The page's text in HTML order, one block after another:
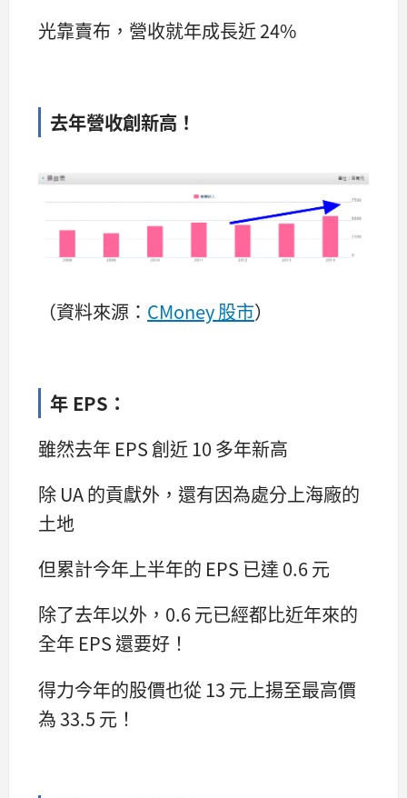
光靠賣布，營收就年成長近 24%
去年營收創新高！
（資料來源： CMoney 股市）
年 EPS：
雖然去年 EPS 創近 10 多年新高
除 UA 的貢獻外，還有因為處分上海廠的
土地
但累計今年上半年的 EPS 已達 0.6 元
除了去年以外，0.6 元已經都比近年來的
全年 EPS 還要好！
得力今年的股價也從 13 元上揚至最高價
為 33.5 元！